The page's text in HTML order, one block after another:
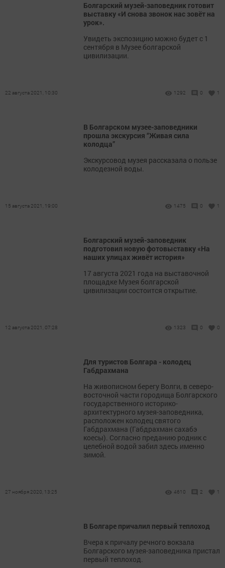
Болгарский музей-заповедник готовит
выставку «И снова звонок нас зовёт на
урок».
Увидеть экспозицию можно будет с 1
сентября в Музее болгарской
цивилизации.
22 августа 2021, 10:30 1292 0 1
В Болгарском музее-заповедники
прошла экскурсия “Живая сила
колодца”
Экскурсовод музея рассказала о пользе
колодезной воды.
15 августа 2021, 19:00 1475 0 1
Болгарский музей-заповедник
подготовил новую фотовыставку «На
наших улицах живёт история»
17 августа 2021 года на выставочной
площадке Музея болгарской
цивилизации состоится открытие.
12 августа 2021, 07:28 1323 0 0
Для туристов Болгара - колодец
Габдрахмана
На живописном берегу Волги, в северо-
восточной части городища Болгарского
государственного историко-
архитектурного музея-заповедника,
расположен колодец святого
Габдрахмана (Габдрахман сахабэ
коесы). Согласно преданию родник с
целебной водой забил здесь именно
зимой.
27 ноября 2020, 13:25 4610 2 1
В Болгаре причалил первый теплоход
Вчера к причалу речного вокзала
Болгарского музея-заповедника пристал
первый теплоход.